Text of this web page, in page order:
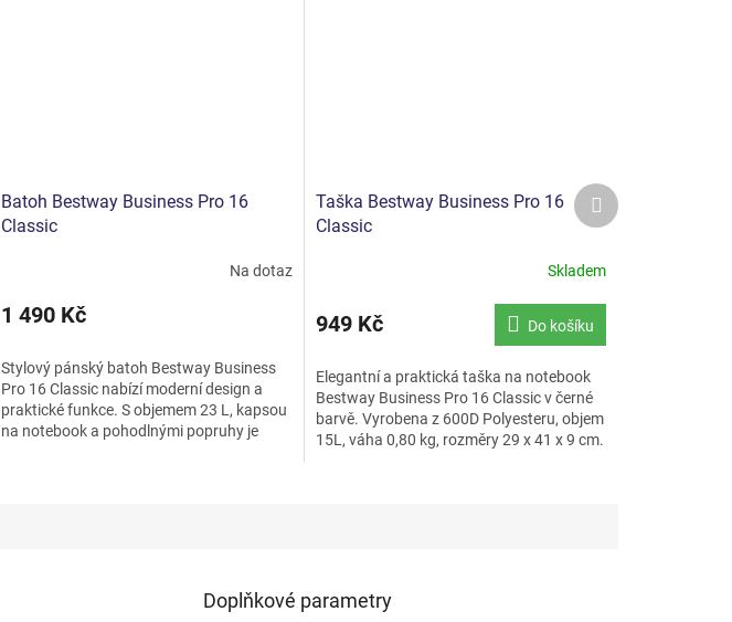
Batoh Bestway Business Pro 16
Classic
produktu
z
5
hvězdiček.
Na dotaz
1 490 Kč
Stylový pánský batoh Bestway Business
Pro 16 Classic nabízí moderní design a
praktické funkce. S objemem 23 L, kapsou
na notebook a pohodlnými popruhy je
Taška Bestway Business Pro 16
Classic
Skladem
949 Kč Do košíku
Elegantní a praktická taška na notebook
Bestway Business Pro 16 Classic v černé
barvě. Vyrobena z 600D Polyesteru, objem
15L, váha 0,80 kg, rozměry 29 x 41 x 9 cm.
Další
produkt
Doplňkové parametry